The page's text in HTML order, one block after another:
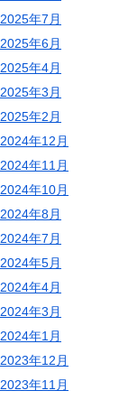
2025年7月
2025年6月
2025年4月
2025年3月
2025年2月
2024年12月
2024年11月
2024年10月
2024年8月
2024年7月
2024年5月
2024年4月
2024年3月
2024年1月
2023年12月
2023年11月